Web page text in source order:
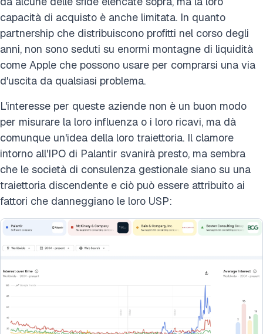
capacità di acquisto è anche limitata. In quanto
partnership che distribuiscono profitti nel corso degli
anni, non sono seduti su enormi montagne di liquidità
come Apple che possono usare per comprarsi una via
d'uscita da qualsiasi problema.
L'interesse per queste aziende non è un buon modo
per misurare la loro influenza o i loro ricavi, ma dà
comunque un'idea della loro traiettoria. Il clamore
intorno all'IPO di Palantir svanirà presto, ma sembra
che le società di consulenza gestionale siano su una
traiettoria discendente e ciò può essere attribuito ai
fattori che danneggiano le loro USP: